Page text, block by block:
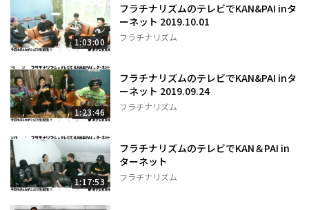
1:03:00
フラチナリズムのテレビでKAN&PAI inタ
ーネット 2019.10.01
フラチナリズム
1:23:46
フラチナリズムのテレビでKAN&PAI inタ
ーネット 2019.09.24
フラチナリズム
1:17:53
フラチナリズムのテレビでKAN＆PAI in
ターネット
フラチナリズム